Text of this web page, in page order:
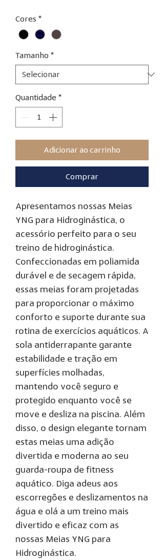
Cores *
Tamanho *
Quantidade*
Adicionar ao carrinho
Comprar
Apresentamos nossas Meias
YNG para Hidroginástica, o
acessório perfeito para o seu
treino de hidroginástica.
Confeccionadas em poliamida
durável e de secagem rápida,
essas meias foram projetadas
para proporcionar o máximo
conforto e suporte durante sua
rotina de exercícios aquáticos. A
sola antiderrapante garante
estabilidade e tração em
superfícies molhadas,
mantendo você seguro e
protegido enquanto você se
move e desliza na piscina. Além
disso, o design elegante tornam
estas meias uma adição
divertida e moderna ao seu
guarda-roupa de fitness
aquático. Diga adeus aos
escorregões e deslizamentos na
água e olá a um treino mais
divertido e eficaz com as
nossas Meias YNG para
Hidroginástica.